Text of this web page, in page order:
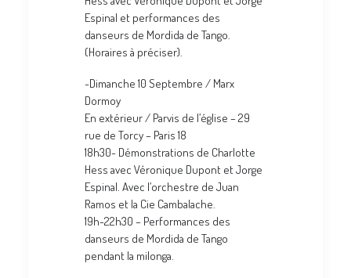
Espinal et performances des
danseurs de Mordida de Tango.
(Horaires à préciser).
-Dimanche 10 Septembre / Marx
Dormoy
En extérieur / Parvis de l’église – 29
rue de Torcy – Paris 18
18h30- Démonstrations de Charlotte
Hess avec Véronique Dupont et Jorge
Espinal. Avec l’orchestre de Juan
Ramos et la Cie Cambalache.
19h-22h30 – Performances des
danseurs de Mordida de Tango
pendant la milonga.